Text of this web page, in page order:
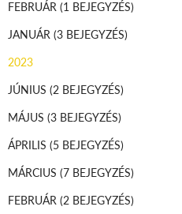
FEBRUÁR (1 BEJEGYZÉS)
JANUÁR (3 BEJEGYZÉS)
2023
JÚNIUS (2 BEJEGYZÉS)
MÁJUS (3 BEJEGYZÉS)
ÁPRILIS (5 BEJEGYZÉS)
MÁRCIUS (7 BEJEGYZÉS)
FEBRUÁR (2 BEJEGYZÉS)